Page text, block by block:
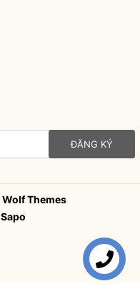
ĐĂNG KÝ
Wolf Themes
Sapo
Liên hệ